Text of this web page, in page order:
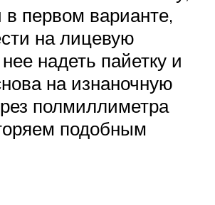
в первом варианте,
на лицевую
надеть пайетку и
на изнаночную
полмиллиметра
подобным